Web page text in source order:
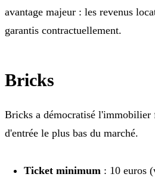
avantage majeur : les revenus
garantis contractuellement.
Bricks
Bricks a démocratisé l'immobilier
d'entrée le plus bas du marché.
Ticket minimum : 10 euros